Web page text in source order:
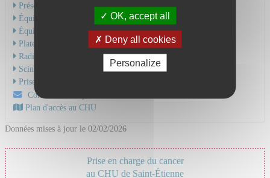
Présentation de l'activité
Équipe Médicale
Équipe Soignante
Plateau technique
Radiothérapie interne vectorisée
Scintigraphie - TEP-TDM
Prise en charge du cancer
Contactez-nous par mail
Plan d'accès au CHU
Données mises à jour le 02/02/2026
Prise en charge du cancer
au CHU de Saint-Étienne
OK, accept all
Deny all cookies
Personalize